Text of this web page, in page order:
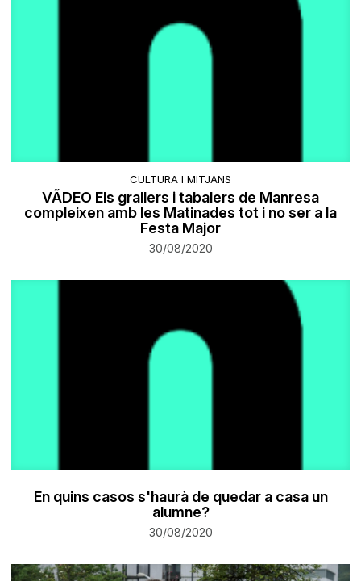
CULTURA I MITJANS
VÃDEO Els grallers i tabalers de Manresa
compleixen amb les Matinades tot i no ser a la
Festa Major
30/08/2020
En quins casos s'haurà de quedar a casa un
alumne?
30/08/2020